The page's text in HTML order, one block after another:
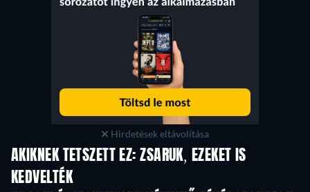
Hirdetések eltávolítása
AKIKNEK TETSZETT EZ: ZSARUK, EZEKET IS
KEDVELTÉK